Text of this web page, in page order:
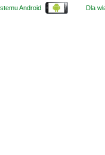
Android Dla